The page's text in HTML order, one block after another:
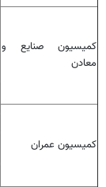
کمیسیون صنایع و
معادن
کمیسیون عمران